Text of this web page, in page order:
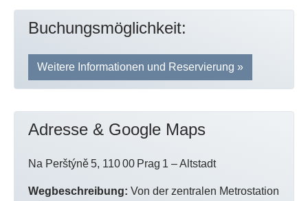
Buchungsmöglichkeit:
Weitere Informationen und Reservierung »
Adresse & Google Maps
Na Perštýně 5, 110 00 Prag 1 – Altstadt
Wegbeschreibung: Von der zentralen Metrostation